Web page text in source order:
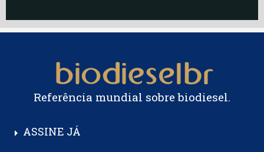
Referência mundial sobre biodiesel.
arrow_right ASSINE JÁ